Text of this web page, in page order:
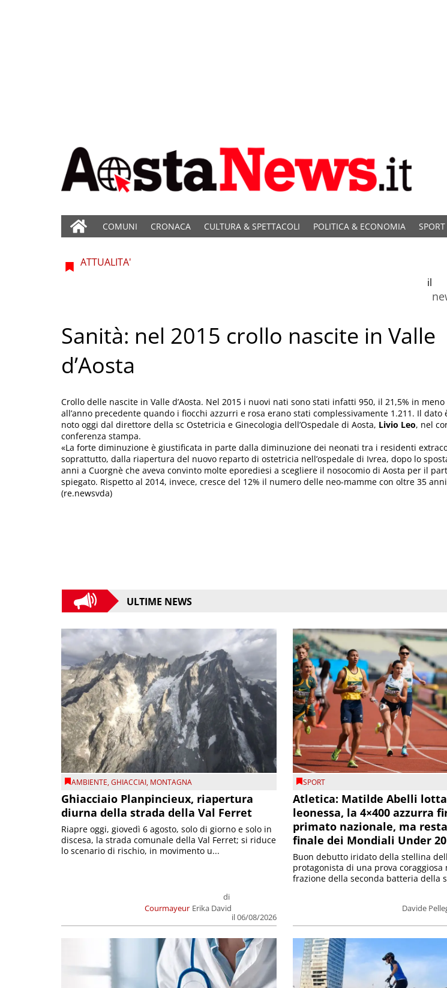
COMUNI CRONACA CULTURA & SPETTACOLI POLITICA & ECONOMIA SPORT
ATTUALITA'
il
Sanità: nel 2015 crollo nascite in Valle
d’Aosta
Crollo delle nascite in Valle d’Aosta. Nel 2015 i nuovi nati sono stati infatti 950, il 21,5% in
all’anno precedente quando i fiocchi azzurri e rosa erano stati complessivamente 1.211. Il dato
noto oggi dal direttore della sc Ostetricia e Ginecologia dell’Ospedale di Aosta, Livio Leo, nel
conferenza stampa.
«La forte diminuzione è giustificata in parte dalla diminuzione dei neonati tra i residenti
soprattutto, dalla riapertura del nuovo reparto di ostetricia nell’ospedale di Ivrea, dopo lo
anni a Cuorgnè che aveva convinto molte eporediesi a scegliere il nosocomio di Aosta per il
spiegato. Rispetto al 2014, invece, cresce del 12% il numero delle neo-mamme con oltre 35
(re.newsvda)
ULTIME NEWS
AMBIENTE,GHIACCIAI, MONTAGNA
Ghiacciaio Planpincieux, riapertura
diurna della strada della Val Ferret
Courmayeur
di
Erika David
il 06/08/2026
Riapre oggi, giovedì 6 agosto, solo di giorno e solo in
discesa, la strada comunale della Val Ferret; si riduce
lo scenario di rischio, in movimento u...
SPORT
Atletica: Matilde Abelli
leonessa, la 4×400 azzurra
primato nazionale, ma
finale dei Mondiali Under 20
Davide
Buon debutto iridato della stellina
protagonista di una prova coraggiosa
frazione della seconda batteria della